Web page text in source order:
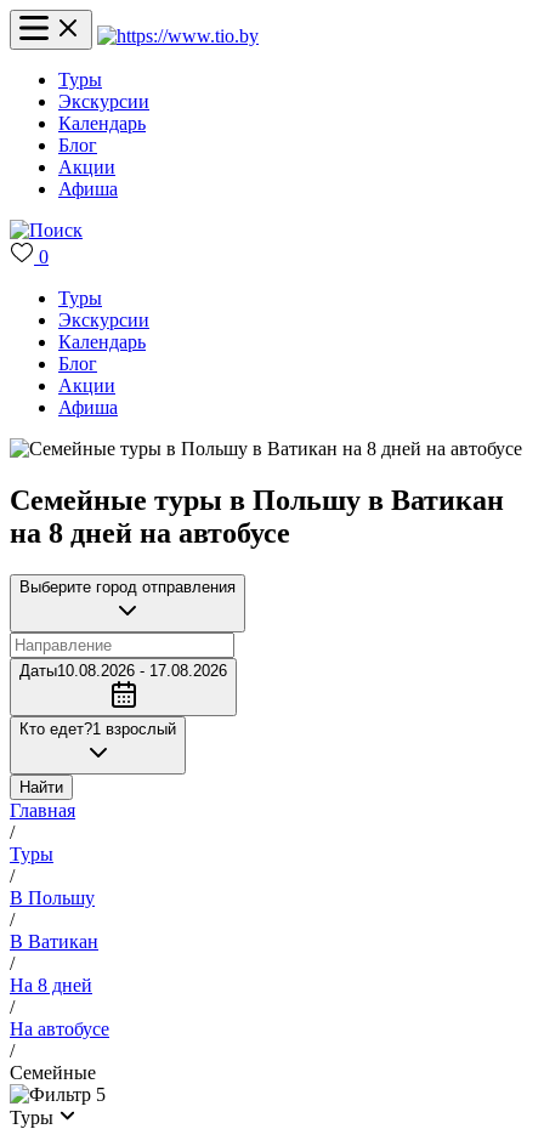
Туры
Экскурсии
Календарь
Блог
Акции
Афиша
0
Туры
Экскурсии
Календарь
Блог
Акции
Афиша
Семейные туры в Польшу в Ватикан
на 8 дней на автобусе
Выберите город отправления
Даты10.08.2026 - 17.08.2026
Кто едет?1 взрослый
Найти
Главная
/
Туры
/
В Польшу
/
В Ватикан
/
На 8 дней
/
На автобусе
/
Семейные
5
Туры